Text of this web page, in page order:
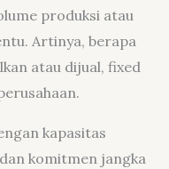
produksi atau
Artinya, berapa
atau dijual, fixed
kapasitas
komitmen jangka